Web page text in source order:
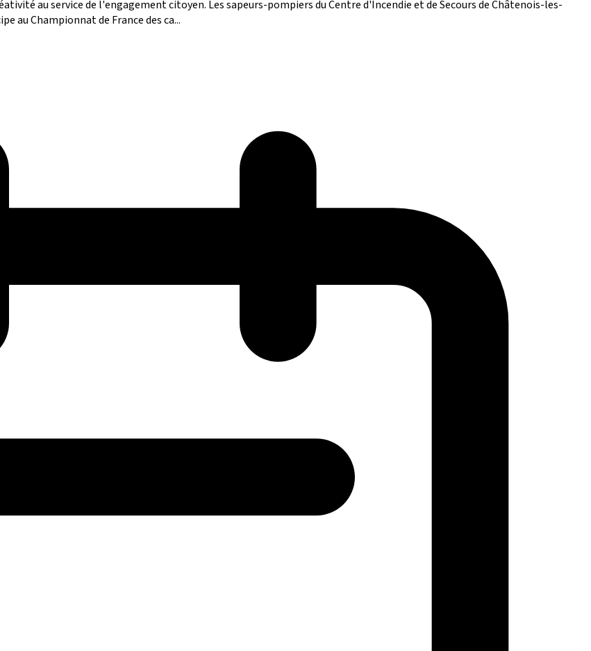
au service de l'engagement citoyen. Les sapeurs-pompiers du Centre d'Incendie et de Secours de Châtenois-les-
au Championnat de France des ca...